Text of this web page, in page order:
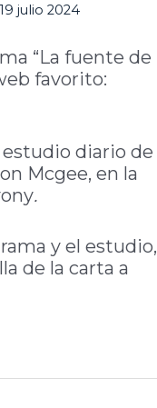
19 julio 2024
“La fuente de
favorito:
diario de
Mcgee, en la
.
y el estudio,
de la carta a